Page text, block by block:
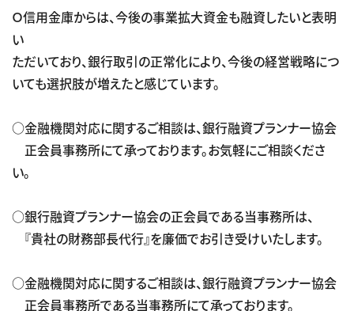
Ｏ信用金庫からは、今後の事業拡大資金も融資したいと表明
い
ただいており、銀行取引の正常化により、今後の経営戦略につ
いても選択肢が増えたと感じています。
○金融機関対応に関するご相談は、銀行融資プランナー協会
正会員事務所にて承っております。お気軽にご相談くださ
い。
○銀行融資プランナー協会の正会員である当事務所は、
『貴社の財務部長代行』を廉価でお引き受けいたします。
○金融機関対応に関するご相談は、銀行融資プランナー協会
正会員事務所である当事務所にて承っております。